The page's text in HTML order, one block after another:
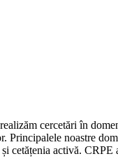
cercetări în
noastre
cetățenia activă.